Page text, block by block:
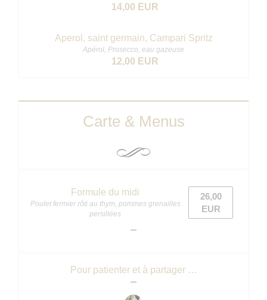
14,00 EUR
Aperol, saint germain, Campari Spritz
Apérol, Prosecco, eau gazeuse
12,00 EUR
Carte & Menus
Formule du midi
Poulet fermier rôti au thym, pommes grenailles
persillées
26,00
EUR
Pour patienter et à partager …